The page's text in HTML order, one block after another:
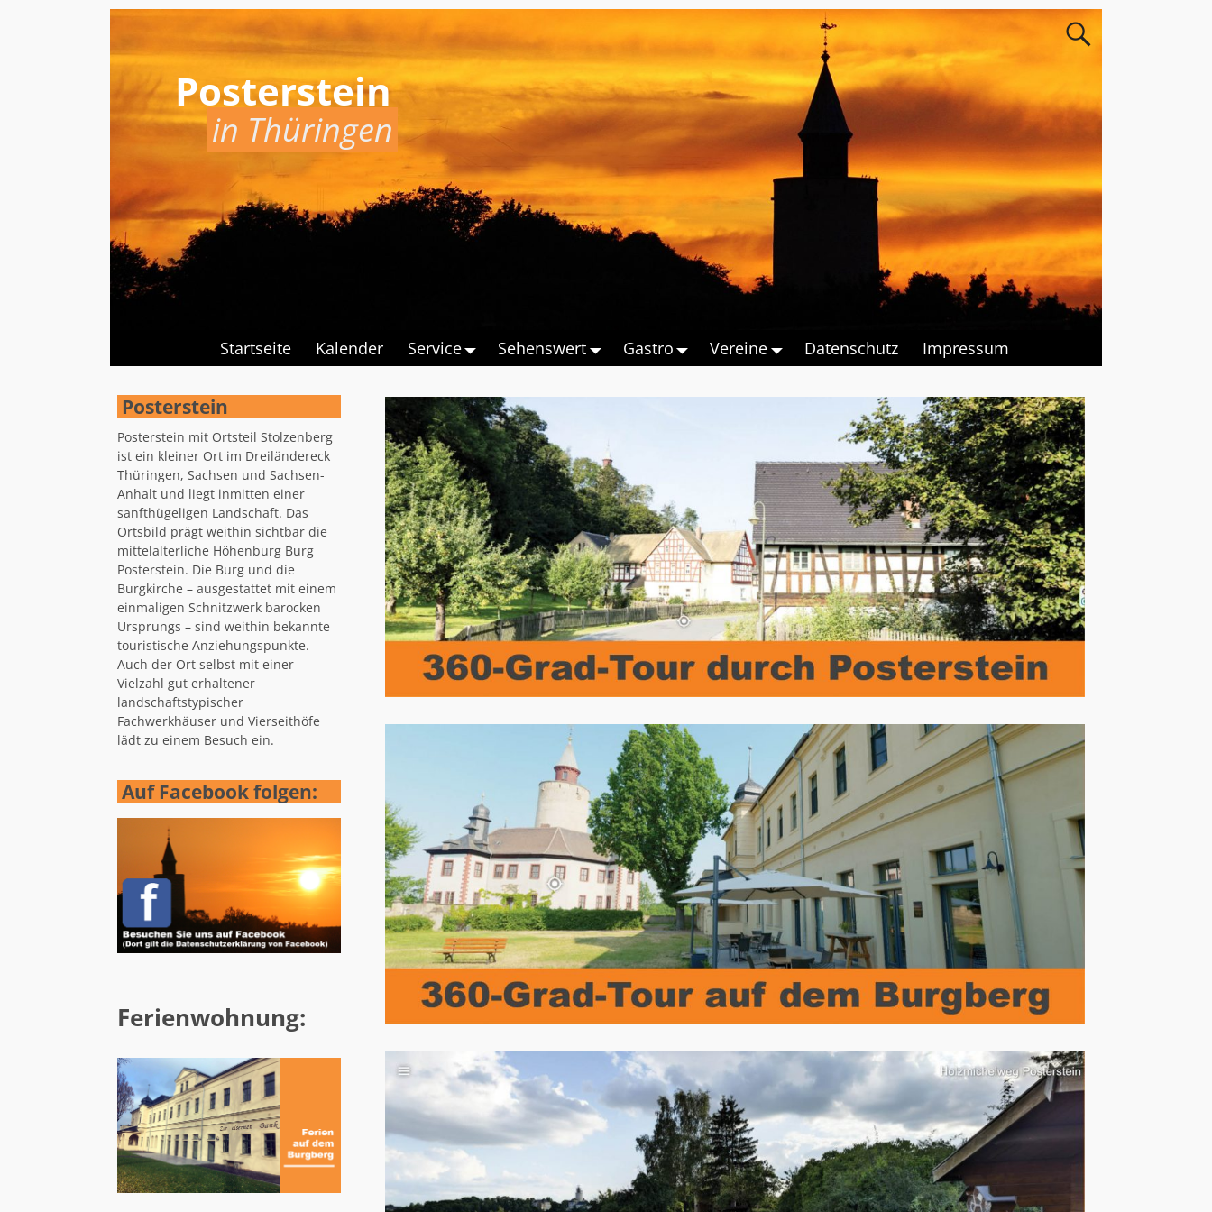
Posterstein
in Thüringen
Startseite Kalender Service Sehenswert Gastro Vereine Datenschutz Impressum
Posterstein
Posterstein mit Ortsteil Stolzenberg
ist ein kleiner Ort im Dreiländereck
Thüringen, Sachsen und Sachsen-
Anhalt und liegt inmitten einer
sanfthügeligen Landschaft. Das
Ortsbild prägt weithin sichtbar die
mittelalterliche Höhenburg Burg
Posterstein. Die Burg und die
Burgkirche – ausgestattet mit einem
einmaligen Schnitzwerk barocken
Ursprungs – sind weithin bekannte
touristische Anziehungspunkte.
Auch der Ort selbst mit einer
Vielzahl gut erhaltener
landschaftstypischer
Fachwerkhäuser und Vierseithöfe
lädt zu einem Besuch ein.
Auf Facebook folgen:
Ferienwohnung: